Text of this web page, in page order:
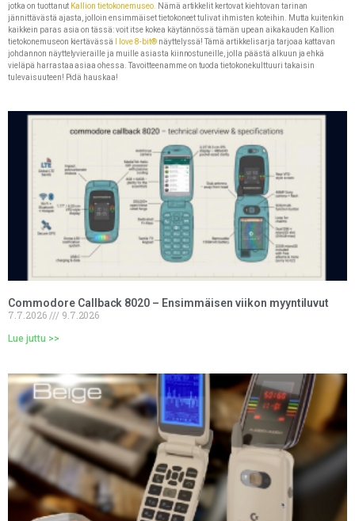
jotka on tuottanut Kallion tietokonemuseo. Nämä artikkelit kertovat kiehtovan tarinan
jännittävästä ajasta, jolloin ensimmäiset tietokoneet tulivat ihmisten koteihin. Mutta kuitenkin
kaikkein paras asia on tässä: voit itse kokea käytännössä tämän upean aikakauden Kallion
tietokonemuseon kiertävässä
I love 8-bit®näyttelyssä! Tämä artikkelisarja tarjoaa kattavan
johdannon näyttelyvieraille ja muille asiasta kiinnostuneille, jolla päästä alkuun ja ehkä
vieläpä harrastaa asiaa ohessa. Tavoitteenamme on tuoda tietokonekulttuuri takaisin
tulevaisuuteen! Pidä hauskaa!
Commodore Callback 8020 – Ensimmäisen viikon myyntiluvut
7.7.2026
9.7.2026
Lue juttu >>